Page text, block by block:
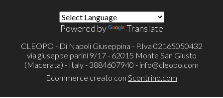
Powered by Translate
CLEOPO - Di Napoli Giuseppina - P.Iva 02165050432
via giuseppe parini 9/17 - 62015 Monte San Giusto
(Macerata) - Italy - 3884607940 - info@cleopo.com
Ecommerce creato con Scontrino.com